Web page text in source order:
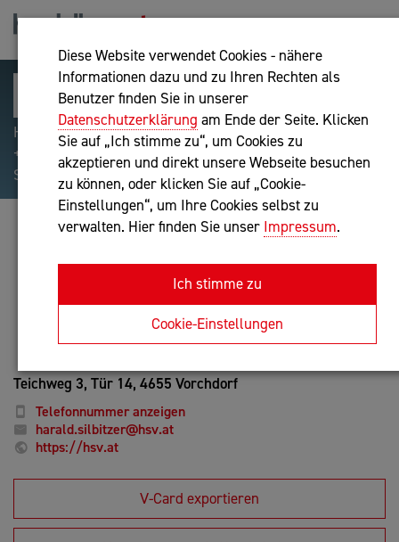
Diese Website verwendet Cookies - nähere
Informationen dazu und zu Ihren Rechten als
Benutzer finden Sie in unserer
Datenschutzerklärung am Ende der Seite. Klicken
Sie auf „Ich stimme zu“, um Cookies zu
akzeptieren und direkt unsere Webseite besuchen
zu können, oder klicken Sie auf „Cookie-
Einstellungen“, um Ihre Cookies selbst zu
verwalten. Hier finden Sie unser Impressum.
Ich stimme zu
Cookie-Einstellungen
Hilfreiche Suchparameter: Begriff einschließen:
+webshop, Begriff ausschließen: -webshop, Exakter
Suchbegriff: "internet of things"
HARALD SILBITZER
Unternehmensberatung
Anfrage oder Rückruf
Teichweg 3, Tür 14, 4655 Vorchdorf
Telefonnummer anzeigen
harald.silbitzer@hsv.at
https://hsv.at
V-Card exportieren